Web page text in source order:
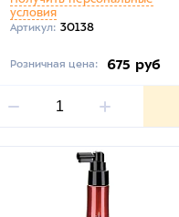
условия
Артикул: 30138
Розничная цена: 675 руб